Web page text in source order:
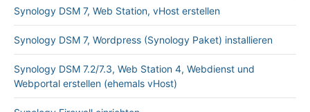
Synology DSM 7, Web Station, vHost erstellen
Synology DSM 7, Wordpress (Synology Paket) installieren
Synology DSM 7.2/7.3, Web Station 4, Webdienst und
Webportal erstellen (ehemals vHost)